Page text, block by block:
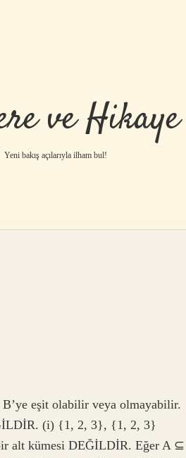
ve Hikaye
Yeni bakış açılarıyla ilham bul!
eşit olabilir veya olmayabilir.
(i) {1, 2, 3}, {1, 2, 3}
alt kümesi DEĞİLDİR. Eğer A ⊆